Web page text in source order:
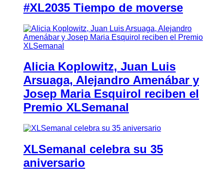
#XL2035 Tiempo de moverse
Alicia Koplowitz, Juan Luis
Arsuaga, Alejandro Amenábar y
Josep Maria Esquirol reciben el
Premio XLSemanal
XLSemanal celebra su 35
aniversario